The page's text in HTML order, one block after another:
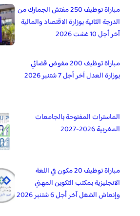
مباراة توظيف 250 مفتش الجمارك من
الدرجة الثانية بوزارة الاقتصاد والمالية
آخر أجل 10 غشت 2026
مباراة توظيف 200 مفوض قضائي
بوزارة العدل آخر أجل 7 شتنبر 2026
الماسترات المفتوحة بالجامعات
المغربية 2026-2027
مباراة توظيف 20 مكون في اللغة
الانجليزية بمكتب التكوين المهني
وإنعاش الشغل آخر أجل 6 شتنبر 2026